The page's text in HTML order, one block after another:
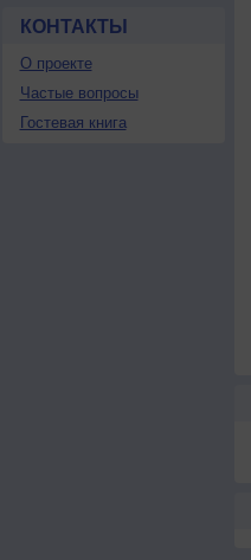
КОНТАКТЫ
О проекте
Частые вопросы
Гостевая книга